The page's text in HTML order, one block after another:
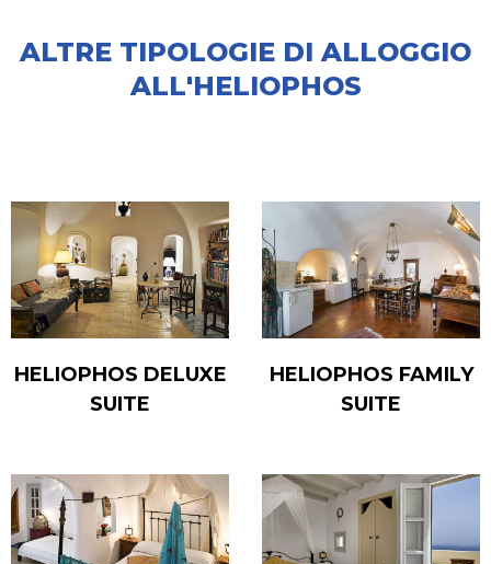
ALTRE TIPOLOGIE DI ALLOGGIO
ALL'HELIOPHOS
HELIOPHOS DELUXE
SUITE
HELIOPHOS FAMILY
SUITE